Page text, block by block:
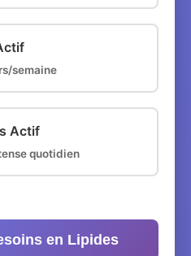
semaine
Actif
quotidien
en Lipides